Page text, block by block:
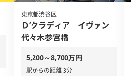
東京都渋谷区
Ｄ’クラディア イヴァン
代々木参宮橋
5,200～8,700万円
駅からの距離 3分